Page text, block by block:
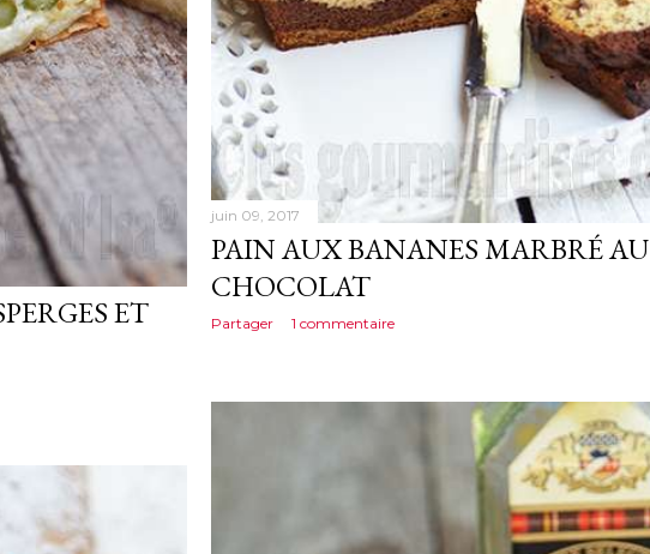
juin 09, 2017
PAIN AUX BANANES MARBRÉ AU
CHOCOLAT
Partager 1 commentaire
ET